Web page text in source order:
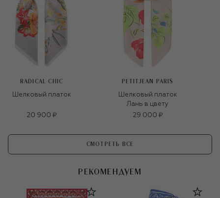
RADICAL CHIC
Шелковый платок
20 900 ₽
PETITJEAN PARIS
Шелковый платок
Лань в цвету
29 000 ₽
СМОТРЕТЬ ВСЕ
РЕКОМЕНДУЕМ